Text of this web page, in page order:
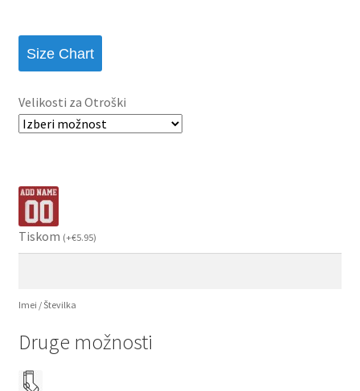
Size Chart
Velikosti za Otroški
Tiskom (+€5.95)
Imei / Številka
Druge možnosti